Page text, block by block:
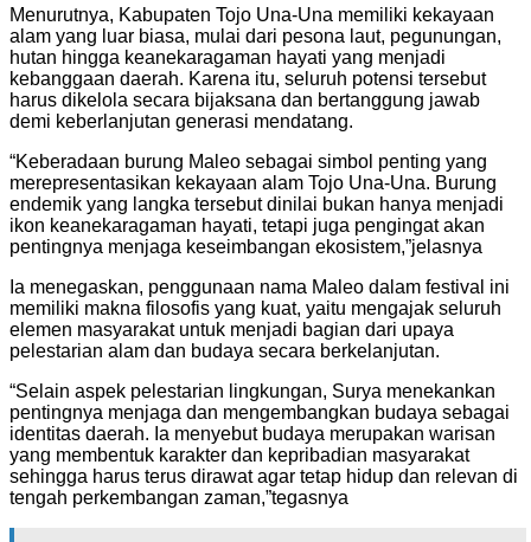
Menurutnya, Kabupaten Tojo Una-Una memiliki kekayaan
alam yang luar biasa, mulai dari pesona laut, pegunungan,
hutan hingga keanekaragaman hayati yang menjadi
kebanggaan daerah. Karena itu, seluruh potensi tersebut
harus dikelola secara bijaksana dan bertanggung jawab
demi keberlanjutan generasi mendatang.
“Keberadaan burung Maleo sebagai simbol penting yang
merepresentasikan kekayaan alam Tojo Una-Una. Burung
endemik yang langka tersebut dinilai bukan hanya menjadi
ikon keanekaragaman hayati, tetapi juga pengingat akan
pentingnya menjaga keseimbangan ekosistem,”jelasnya
Ia menegaskan, penggunaan nama Maleo dalam festival ini
memiliki makna filosofis yang kuat, yaitu mengajak seluruh
elemen masyarakat untuk menjadi bagian dari upaya
pelestarian alam dan budaya secara berkelanjutan.
“Selain aspek pelestarian lingkungan, Surya menekankan
pentingnya menjaga dan mengembangkan budaya sebagai
identitas daerah. Ia menyebut budaya merupakan warisan
yang membentuk karakter dan kepribadian masyarakat
sehingga harus terus dirawat agar tetap hidup dan relevan di
tengah perkembangan zaman,”tegasnya